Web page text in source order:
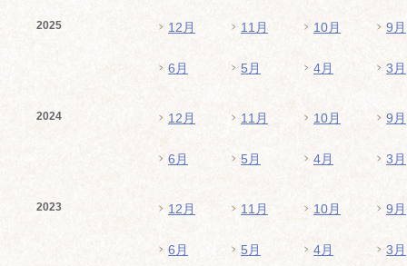
2025 12月 11月 10月 9月
6月 5月 4月 3月
2024 12月 11月 10月 9月
6月 5月 4月 3月
2023 12月 11月 10月 9月
6月 5月 4月 3月